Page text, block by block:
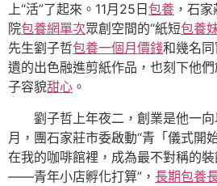
上“活”了起來。11月25日 包養 ，石
院包養網單次眾創空間的“紙短包養
先生劉子哲包養一個月價錢和幾名
遺的出色融進剪紙作品，也刻下他
子容貌甜心 。
劉子哲上年夜二，創業是他一
月，團石家莊市委啟動“青「儀式開
在我的咖啡館裡，成為最不對稱的
——青年小店孵化打算”， 長期包養